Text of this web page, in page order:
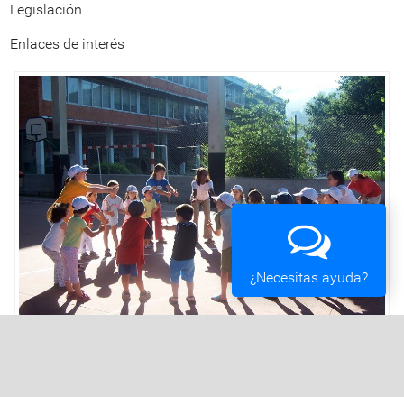
Legislación
Enlaces de interés
¿Necesitas ayuda?